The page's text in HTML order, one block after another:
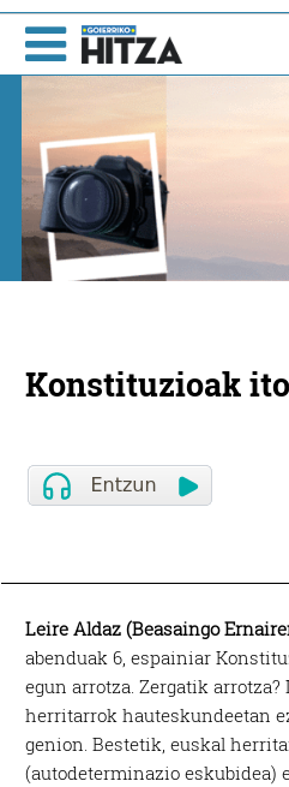
Konstituzioak
Leire Aldaz (Beasaingo
abenduak 6, espainiar
egun arrotza. Zergatik
herritarrok hauteskundeetan
genion. Bestetik, euskal
(autodeterminazio eskubidea)